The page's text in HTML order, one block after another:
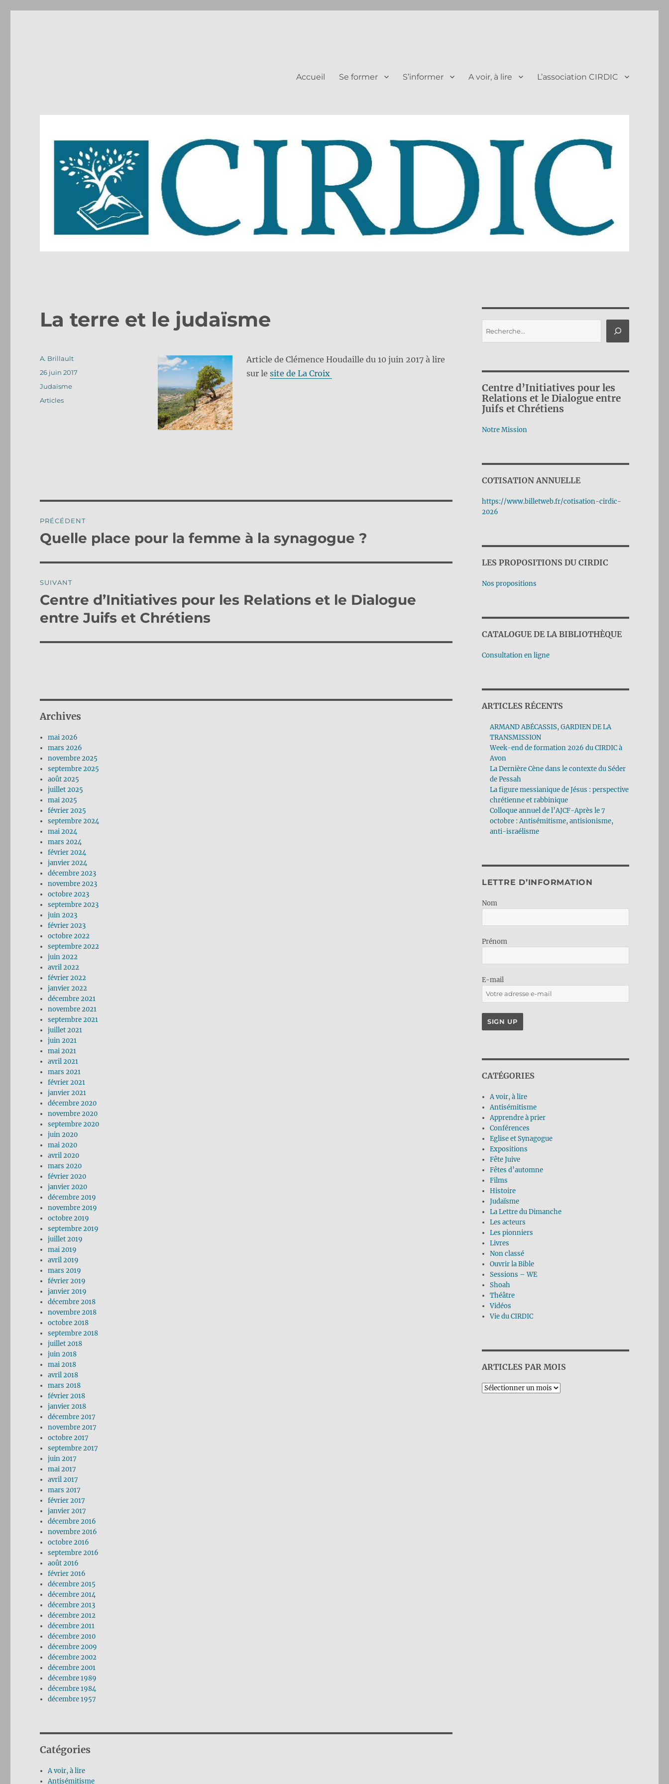
Accueil Se former S’informer A voir, à lire L’association CIRDIC
La terre et le judaïsme
Article de Clémence Houdaille du 10 juin 2017 à lire
sur le site de La Croix
Auteur
A. Brillault
Publié
26 juin 2017
Catégories
Judaïsme
Étiquettes
Articles
de
PRÉCÉDENT
Publication
Quelle place pour la femme à la synagogue ?
SUIVANT
Publication
suivante :
Centre d’Initiatives pour les Relations et le Dialogue
entre Juifs et Chrétiens
Archives
mai 2026
mars 2026
novembre 2025
septembre 2025
août 2025
juillet 2025
mai 2025
février 2025
septembre 2024
mai 2024
mars 2024
février 2024
janvier 2024
décembre 2023
novembre 2023
octobre 2023
septembre 2023
juin 2023
février 2023
octobre 2022
septembre 2022
juin 2022
avril 2022
février 2022
janvier 2022
décembre 2021
novembre 2021
septembre 2021
juillet 2021
juin 2021
mai 2021
avril 2021
mars 2021
février 2021
janvier 2021
décembre 2020
novembre 2020
septembre 2020
juin 2020
mai 2020
avril 2020
mars 2020
février 2020
janvier 2020
décembre 2019
novembre 2019
octobre 2019
septembre 2019
juillet 2019
mai 2019
avril 2019
mars 2019
février 2019
janvier 2019
décembre 2018
novembre 2018
octobre 2018
septembre 2018
juillet 2018
juin 2018
mai 2018
avril 2018
mars 2018
février 2018
janvier 2018
décembre 2017
novembre 2017
octobre 2017
septembre 2017
juin 2017
mai 2017
avril 2017
mars 2017
février 2017
janvier 2017
décembre 2016
novembre 2016
octobre 2016
septembre 2016
août 2016
février 2016
décembre 2015
décembre 2014
décembre 2013
décembre 2012
décembre 2011
décembre 2010
décembre 2009
décembre 2002
décembre 2001
décembre 1989
décembre 1984
décembre 1957
Catégories
A voir, à lire
Antisémitisme
Centre d’Initiatives pour les
Relations et le Dialogue entre
Juifs et Chrétiens
Notre Mission
COTISATION ANNUELLE
https://www.billetweb.fr/cotisation-cirdic-
2026
LES PROPOSITIONS DU CIRDIC
Nos propositions
CATALOGUE DE LA BIBLIOTHÈQUE
Consultation en ligne
ARTICLES RÉCENTS
ARMAND ABÉCASSIS, GARDIEN DE LA
TRANSMISSION
Week-end de formation 2026 du CIRDIC à
Avon
La Dernière Cène dans le contexte du Séder
de Pessah
La figure messianique de Jésus : perspective
chrétienne et rabbinique
Colloque annuel de l’AJCF-Après le 7
octobre : Antisémitisme, antisionisme,
anti-israélisme
LETTRE D’INFORMATION
Nom
Prénom
E-mail
CATÉGORIES
A voir, à lire
Antisémitisme
Apprendre à prier
Conférences
Eglise et Synagogue
Expositions
Fête Juive
Fêtes d’automne
Films
Histoire
Judaïsme
La Lettre du Dimanche
Les acteurs
Les pionniers
Livres
Non classé
Ouvrir la Bible
Sessions – WE
Shoah
Théâtre
Vidéos
Vie du CIRDIC
ARTICLES PAR MOIS
Archives